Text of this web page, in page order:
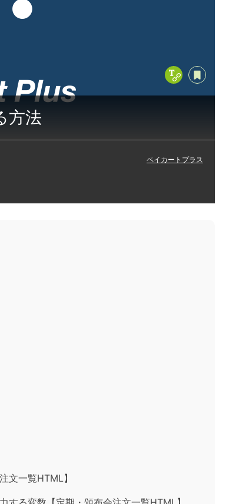
方法
ペイカートプラス
Copy Title & URL
あとで読む
文一覧HTML】